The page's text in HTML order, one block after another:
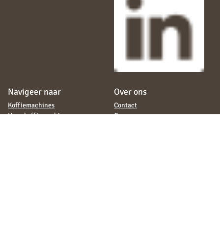
Navigeer naar
Koffiemachines
Huur koffiemachine
Over ons
Contact
Over ons